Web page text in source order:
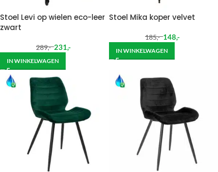
Stoel Levi op wielen eco-leer
zwart
289,- 231,-
IN WINKELWAGEN
Stoel Mika koper velvet
185,- 148,-
IN WINKELWAGEN